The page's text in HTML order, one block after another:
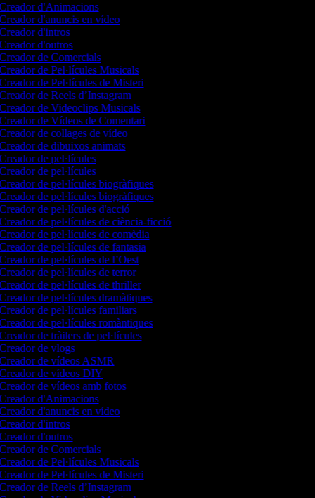
d'Animacions
d'anuncis en vídeo
d'intros
d'outros
de Comercials
de Pel·lícules Musicals
de Pel·lícules de Misteri
de Reels d’Instagram
de Videoclips Musicals
de Vídeos de Comentari
de collages de vídeo
de dibuixos animats
de pel·lícules
de pel·lícules
de pel·lícules biogràfiques
de pel·lícules biogràfiques
de pel·lícules d'acció
de pel·lícules de ciència-ficció
de pel·lícules de comèdia
de pel·lícules de fantasia
de pel·lícules de l’Oest
de pel·lícules de terror
de pel·lícules de thriller
de pel·lícules dramàtiques
de pel·lícules familiars
de pel·lícules romàntiques
de tràilers de pel·lícules
de vlogs
de vídeos ASMR
de vídeos DIY
de vídeos amb fotos
d'Animacions
d'anuncis en vídeo
d'intros
d'outros
de Comercials
de Pel·lícules Musicals
de Pel·lícules de Misteri
de Reels d’Instagram